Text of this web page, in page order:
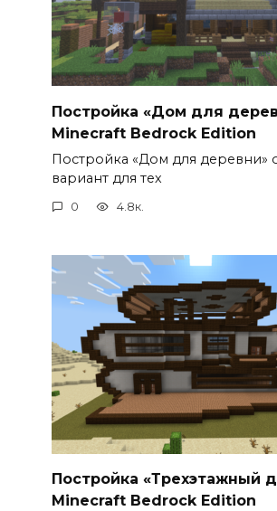
Постройка «Дом для
Minecraft Bedrock Edition
Постройка «Дом для деревни»
вариант для тех
0 4.8к.
Постройка «Трехэтажный
Minecraft Bedrock Edition